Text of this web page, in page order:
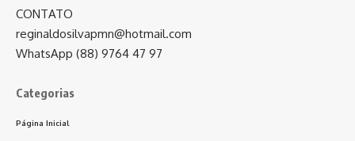
CONTATO
reginaldosilvapmn@hotmail.com
WhatsApp (88) 9764 47 97
Categorias
Página Inicial